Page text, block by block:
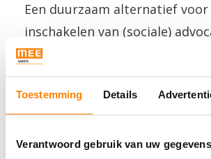
Toestemming Details
Verantwoord gebruik van uw gegevens
Een duurzaam alternatief
inschakelen van (sociale)
een procedure toch nodig zijn,
consulent sociaal juridische
hierin eveneens ondersteunen.